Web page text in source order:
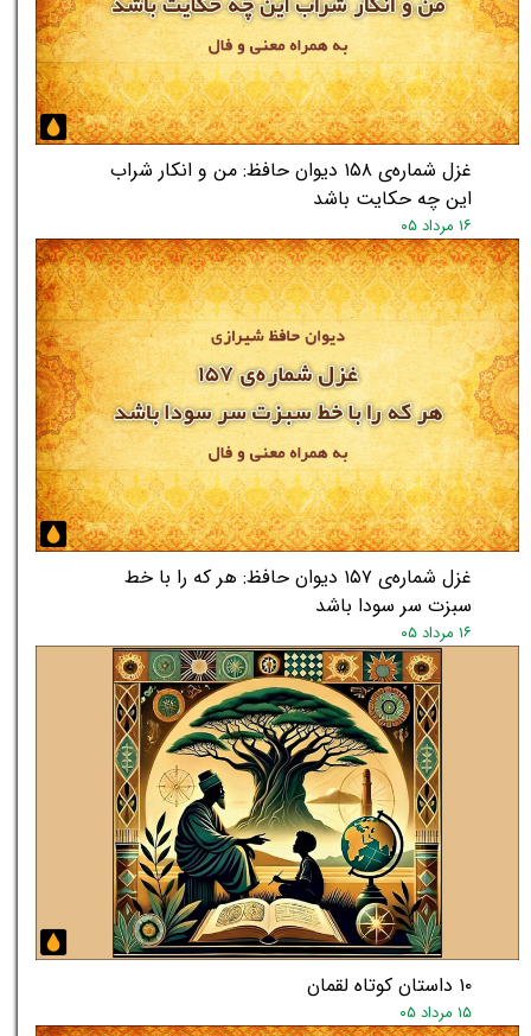
غزل شماره‌ی ۱۵۸ دیوان حافظ: من و انکار شراب
این چه حکایت باشد
۱۶ مرداد ۰۵
غزل شماره‌ی ۱۵۷ دیوان حافظ: هر که را با خط
سبزت سر سودا باشد
۱۶ مرداد ۰۵
۱۰ داستان کوتاه لقمان
۱۵ مرداد ۰۵